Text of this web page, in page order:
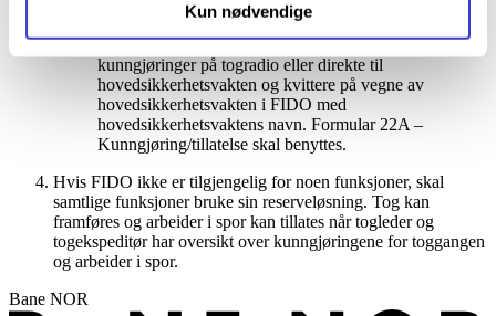
Kun nødvendige
Toglederen eller togekspeditøren skal fordele
kunngjøringer på togradio eller direkte til
hovedsikkerhetsvakten og kvittere på vegne av
hovedsikkerhetsvakten i FIDO med
hovedsikkerhetsvaktens navn. Formular 22A –
Kunngjøring/tillatelse skal benyttes.
Hvis FIDO ikke er tilgjengelig for noen funksjoner, skal
samtlige funksjoner bruke sin reserveløsning. Tog kan
framføres og arbeider i spor kan tillates når togleder og
togekspeditør har oversikt over kunngjøringene for toggangen
og arbeider i spor.
Bane NOR